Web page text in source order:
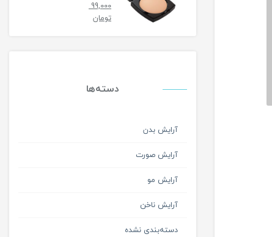
99,000
تومان
دسته‌ها
آرایش بدن
آرایش صورت
آرایش مو
آرایش ناخن
دسته‌بندی نشده